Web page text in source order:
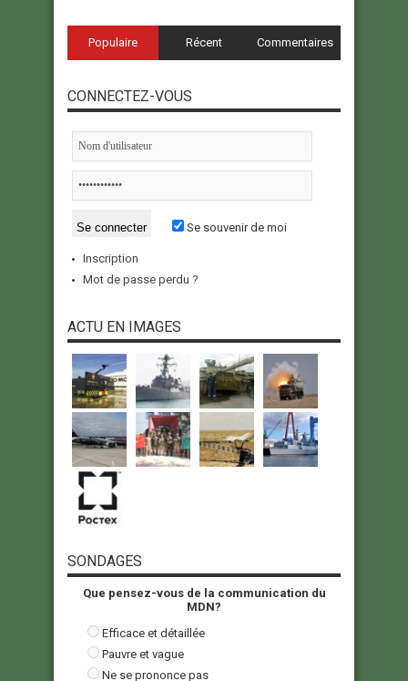
Populaire Récent Commentaires
CONNECTEZ-VOUS
Se souvenir de moi
Inscription
Mot de passe perdu ?
ACTU EN IMAGES
SONDAGES
Que pensez-vous de la communication du
MDN?
Efficace et détaillée
Pauvre et vague
Ne se prononce pas